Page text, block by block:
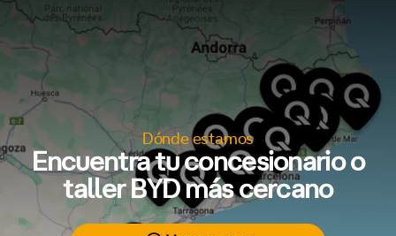
Dónde estamos
Encuentra tu concesionario o
taller BYD más cercano